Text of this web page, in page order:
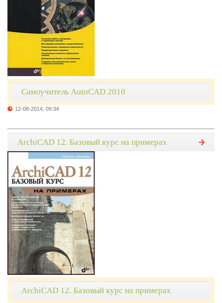
Самоучитель AutoCAD 2010
12-08-2014, 09:34
ArchiCAD 12. Базовый курс на примерах
ArchiCAD 12. Базовый курс на примерах